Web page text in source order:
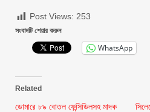
Post Views: 253
সংবাদটি শেয়ার করুন
WhatsApp
Related
ডোমারে ৮৯ বোতল ফেন্সিডিলসহ মাদক